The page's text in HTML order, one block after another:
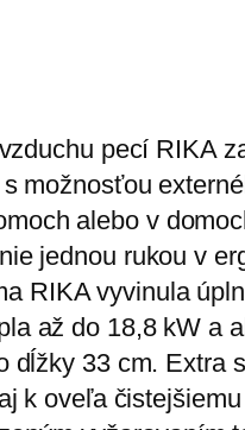
pecí RIKA
možnosťou
alebo v
jednou rukou v
RIKA vyvinula
až do 18,8 kW a
dĺžky 33 cm. Extra
k oveľa